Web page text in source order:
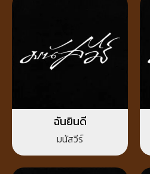
ฉันยินดี
มนัสวีร์